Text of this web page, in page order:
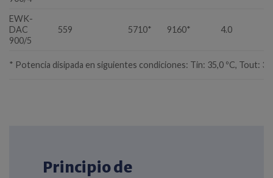
EWK-
DAC
900/5
559 5710* 9160* 4.0
* Potencia disipada en siguientes condiciones: Tin: 35,0 ºC, Tout:
Principio de